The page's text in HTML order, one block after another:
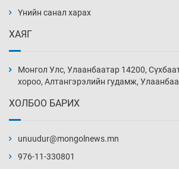
нэмэгджээ
Уржигдар 13 цаг 30 мин
Уржигдар 13 цаг 00 мин
Үнийн санал харах
ХАЯГ
Монгол Улс, Улаанбаатар 14200,
хороо, Алтангэрэлийн гудамж,
ХОЛБОО БАРИХ
unuudur@mongolnews.mn
976-11-330801